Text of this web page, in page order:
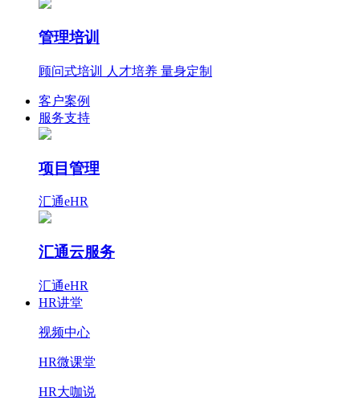
管理培训
顾问式培训 人才培养 量身定制
客户案例
服务支持
项目管理
汇通eHR
汇通云服务
汇通eHR
HR讲堂
视频中心
HR微课堂
HR大咖说